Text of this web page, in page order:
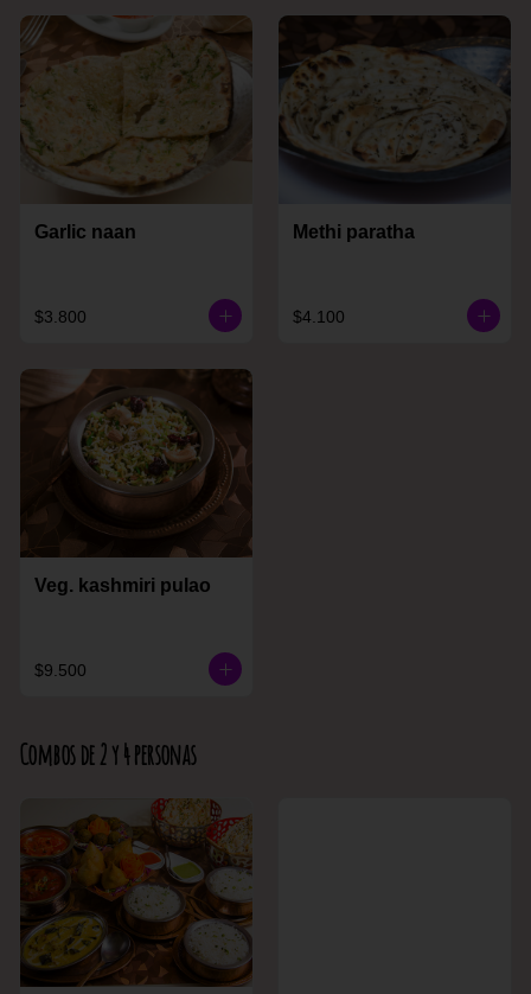
Garlic naan
$3.800
Methi paratha
$4.100
Veg. kashmiri pulao
$9.500
Combos de 2 y 4 personas